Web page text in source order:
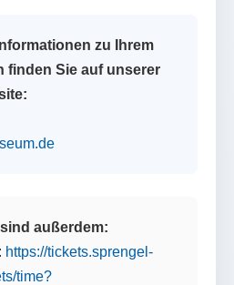
zu Ihrem
finden Sie auf unserer
außerdem:
https://tickets.sprengel-
time?